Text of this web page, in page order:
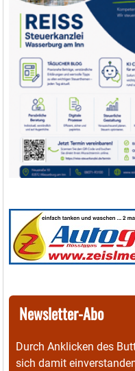
Newsletter-Abo
Durch Anklicken des
sich damit